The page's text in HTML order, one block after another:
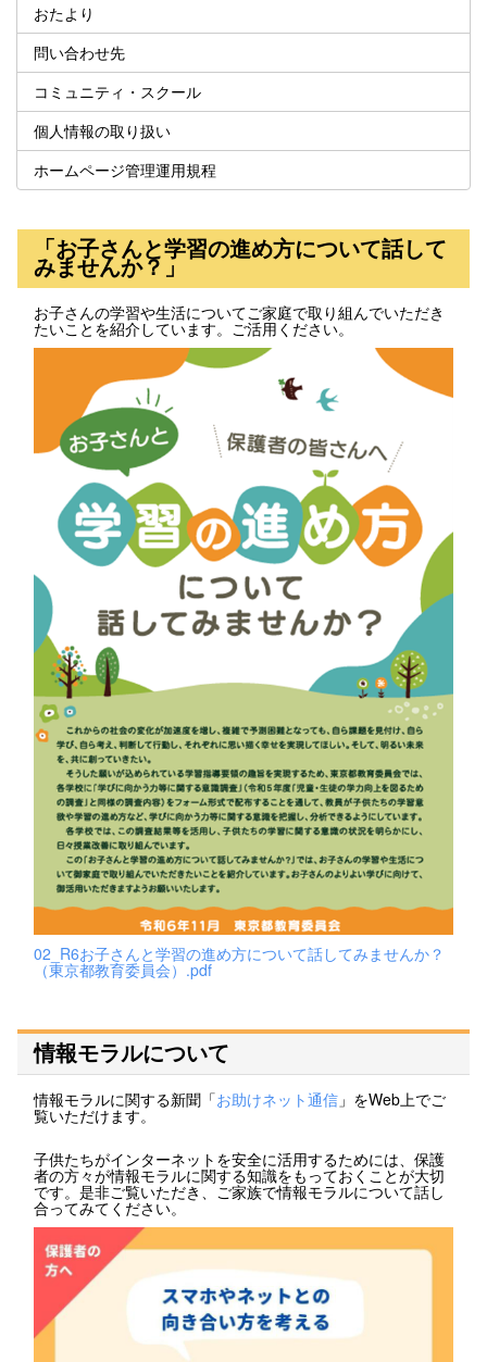
おたより
問い合わせ先
コミュニティ・スクール
個人情報の取り扱い
ホームページ管理運用規程
「お子さんと学習の進め方について話して
みませんか？」
お子さんの学習や生活についてご家庭で取り組んでいただき
たいことを紹介しています。ご活用ください。
02_R6お子さんと学習の進め方について話してみませんか？
（東京都教育委員会）.pdf
情報モラルについて
情報モラルに関する新聞「お助けネット通信 」をWeb上でご
覧いただけます。
子供たちがインターネットを安全に活用するためには、保護
者の方々が情報モラルに関する知識をもっておくことが大切
です。是非ご覧いただき、ご家族で情報モラルについて話し
合ってみてください。